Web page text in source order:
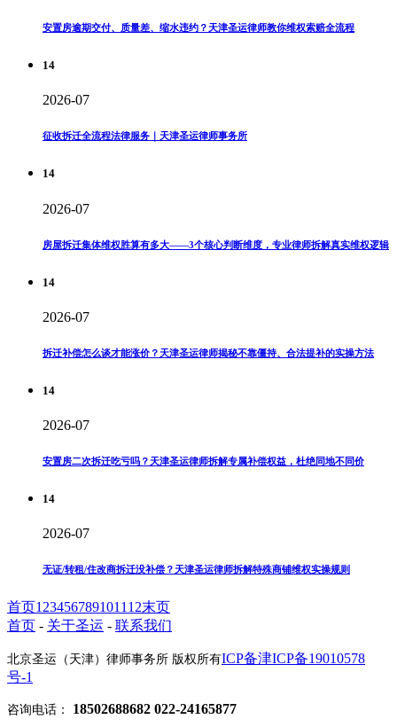
安置房逾期交付、质量差、缩水违约？天津圣运律师教你维权索赔全流程
14
2026-07
征收拆迁全流程法律服务｜天津圣运律师事务所
14
2026-07
房屋拆迁集体维权胜算有多大——3个核心判断维度，专业律师拆解真实维权逻辑
14
2026-07
拆迁补偿怎么谈才能涨价？天津圣运律师揭秘不靠僵持、合法提补的实操方法
14
2026-07
安置房二次拆迁吃亏吗？天津圣运律师拆解专属补偿权益，杜绝同地不同价
14
2026-07
无证/转租/住改商拆迁没补偿？天津圣运律师拆解特殊商铺维权实操规则
首页1 234567891011 12末页
首页 - 关于圣运 - 联系我们
北京圣运（天津）律师事务所 版权所有ICP备津ICP备19010578
号-1
咨询电话： 18502688682 022-24165877